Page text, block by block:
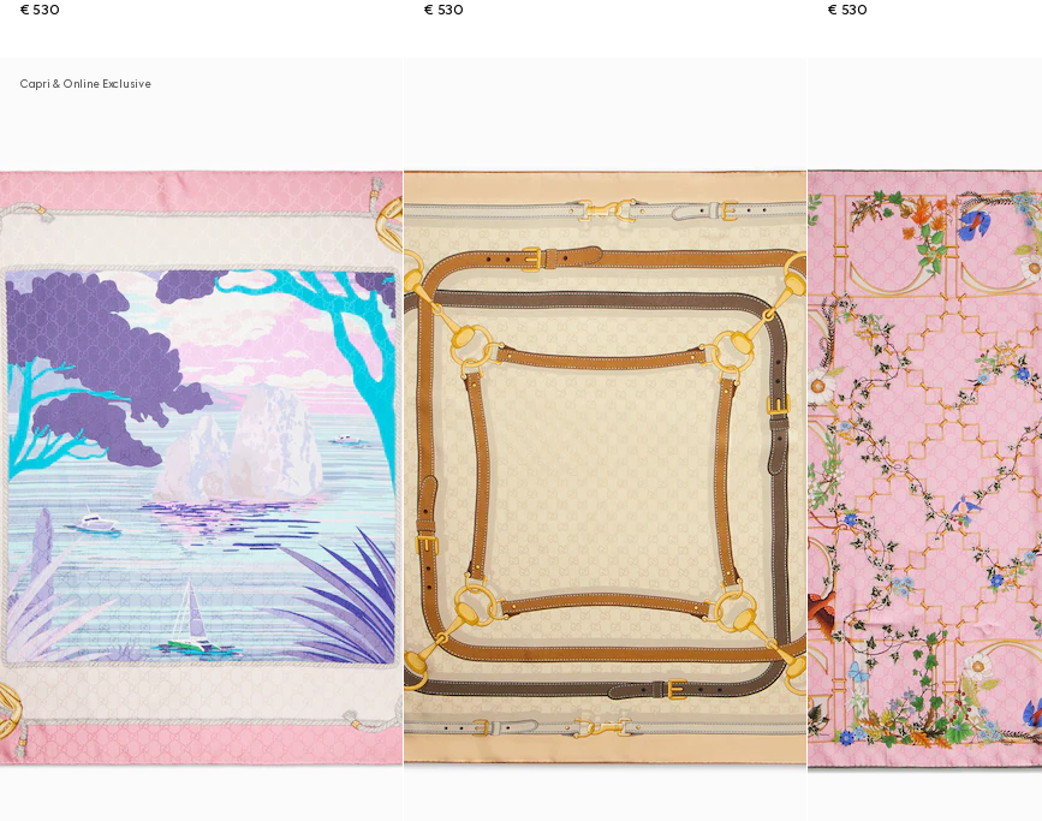
€ 530
€ 530
€ 530
Capri & Online Exclusive